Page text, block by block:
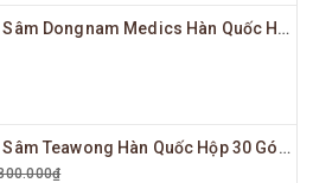
Nước Hồng Sâm Dongnam Medics Hàn Quốc Hộp 10 Chai x 100ml
Nước Hồng Sâm Teawong Hàn Quốc Hộp 30 Gói x 70ml